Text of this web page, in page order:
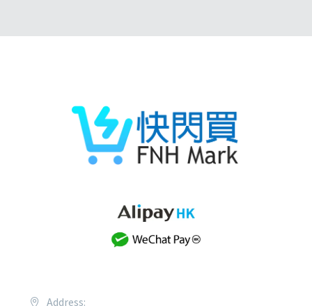
Address: